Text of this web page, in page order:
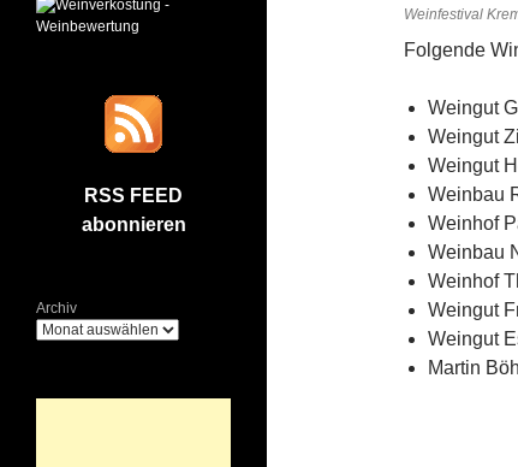
Weinfestival
Folgende
Weingut
Weingut
Weingut
Weinbau
Weinhof
Weinbau
Weinhof
Weingut
Weingut
Martin
RSS FEED
abonnieren
Archiv